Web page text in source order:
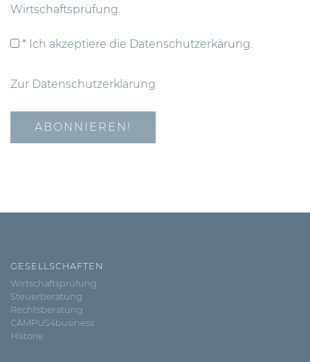
Wirtschaftsprüfung.
* Ich akzeptiere die Datenschutzerkärung.
Zur Datenschutzerklärung
GESELLSCHAFTEN
Wirtschaftsprüfung
Steuerberatung
Rechtsberatung
CAMPUS4business
Historie